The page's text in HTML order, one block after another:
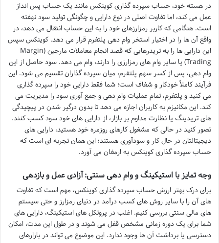
در هسته خود، حساب سپرده گذاری کوینکس مانند یک حساب پس انداز
عمل می کند، اما تفاوت اصلی در نوع دارایی و چگونگی تولید سود نهفته
است. هنگامی که کاربر رمزارزهای خود را به این حساب انتقال می دهد، در
واقع آن ها را در اختیار استخر وام دهی پلتفرم قرار می دهد. کوینکس سپس
این دارایی ها را به تریدرهایی که قصد انجام معاملات مارجین (Margin
Trading) یا سایر وام های رمزارزی را دارند، وام می دهد. سود حاصل از این
وام دهی، پس از کسر سهم پلتفرم، میان سپرده گذاران تقسیم می شود. این
فرآیند کاملاً خودکار و شفاف است؛ شما فقط دارایی خود را سپرده گذاری
می کنید و پلتفرم، تمام عملیات وام دهی و جمع آوری سود را مدیریت می
کند. این مکانیزم به کاربران اجازه می دهد تا بدون درگیر شدن در پیچیدگی
های تریدینگ یا نظارت مداوم بر بازار، از دارایی های خود سود کسب کنند.
تصور کنید در حالی که مشغول کارهای روزمره خود هستید، دارایی های
دیجیتالتان در حال کار و سودآوری هستند؛ این همان تجربه ای است که
حساب سپرده گذاری کوینکس به ارمغان می آورد.
وجه تمایز با استیکینگ و وام دهی سنتی: آزادی عمل و بازدهی
برای درک بهتر ارزش حساب سپرده گذاری کوینکس، مهم است که تفاوت
های آن را با سایر روش های کسب درآمد در دنیای رمزارز و حتی سیستم
های مالی سنتی بررسی کنیم. اغلب در پروتکل های استیکینگ، دارایی های
شما برای یک دوره زمانی مشخص قفل می شوند و در طول این مدت، امکان
دسترسی یا برداشت آن ها وجود ندارد. این موضوع می تواند در بازارهای